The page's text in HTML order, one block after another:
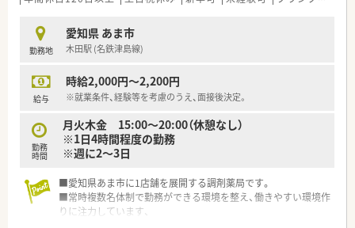
勤務地
愛知県 あま市
木田駅 (名鉄津島線)
給与
時給2,000円～2,200円
※就業条件、経験等を考慮のうえ、面接後決定。
勤務
時間
月火木金 15:00～20:00（休憩なし）
※1日4時間程度の勤務
※週に2～3日
■愛知県あま市に1店舗を展開する調剤薬局です。
■常時複数名体制で勤務ができる環境を整え、働きやすい環境作
りに注力しています、